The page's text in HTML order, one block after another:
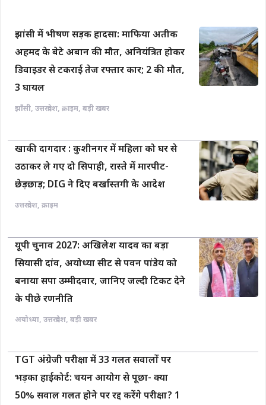
झांसी में भीषण सड़क हादसा: माफिया अतीक
अहमद के बेटे अबान की मौत, अनियंत्रित होकर
डिवाइडर से टकराई तेज रफ्तार कार; 2 की मौत,
3 घायल
झाँसी, उत्तरप्रदेश, क्राइम, बड़ी खबर
खाकी दागदार : कुशीनगर में महिला को घर से
उठाकर ले गए दो सिपाही, रास्ते में मारपीट-
छेड़छाड़; DIG ने दिए बर्खास्तगी के आदेश
उत्तरप्रदेश, क्राइम
यूपी चुनाव 2027: अखिलेश यादव का बड़ा
सियासी दांव, अयोध्या सीट से पवन पांडेय को
बनाया सपा उम्मीदवार, जानिए जल्दी टिकट देने
के पीछे रणनीति
अयोध्या, उत्तरप्रदेश, बड़ी खबर
TGT अंग्रेजी परीक्षा में 33 गलत सवालों पर
भड़का हाईकोर्ट: चयन आयोग से पूछा- क्या
50% सवाल गलत होने पर रद्द करेंगे परीक्षा? 1